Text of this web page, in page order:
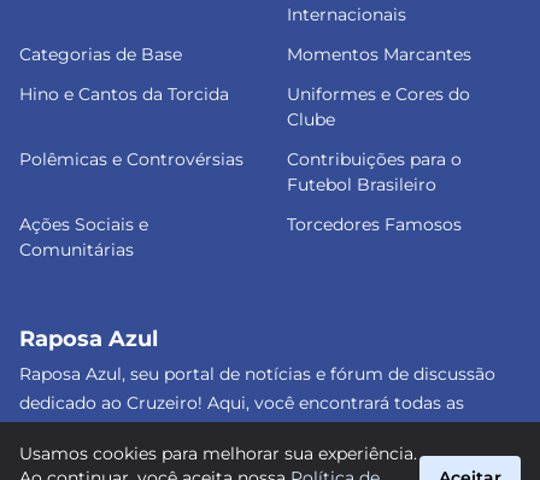
Internacionais
Categorias de Base
Momentos Marcantes
Hino e Cantos da Torcida
Uniformes e Cores do
Clube
Polêmicas e Controvérsias
Contribuições para o
Futebol Brasileiro
Ações Sociais e
Comunitárias
Torcedores Famosos
Raposa Azul
Raposa Azul, seu portal de notícias e fórum de discussão
dedicado ao Cruzeiro! Aqui, você encontrará todas as
sobre o nosso amado clube. Junte-se a nós e faça parte
Usamos cookies para melhorar sua experiência.